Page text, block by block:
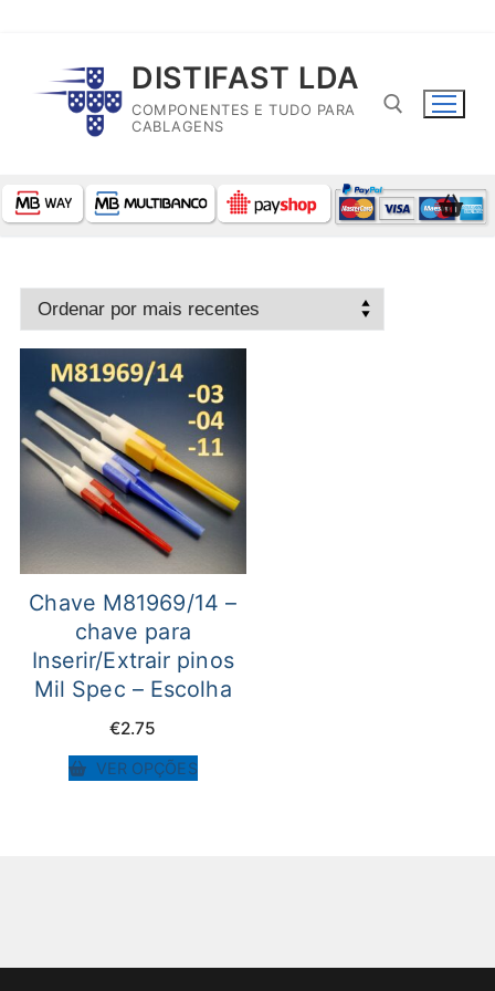
conteúdo
DISTIFAST LDA
COMPONENTES E TUDO PARA
CABLAGENS
Pesquisar por:
Chave M81969/14 –
chave para
Inserir/Extrair pinos
Mil Spec – Escolha
€2.75
VER OPÇÕES